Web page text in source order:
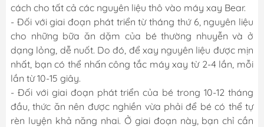
cách cho tất cả các nguyên liệu thô vào máy xay Bear.
- Đối với giai đoạn phát triển từ tháng thứ 6, nguyên liệu
cho những bữa ăn dặm của bé thường nhuyễn và ở
dạng lỏng, dễ nuốt. Do đó, để xay nguyên liệu được mịn
nhất, bạn có thể nhấn công tắc máy xay từ 2-4 lần, mỗi
lần từ 10-15 giây.
- Đối với giai đoạn phát triển của bé trong 10-12 tháng
đầu, thức ăn nên được nghiền vừa phải để bé có thể tự
rèn luyện khả năng nhai. Ở giai đoạn này, bạn chỉ cần